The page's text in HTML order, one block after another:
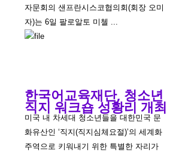
자문회의 샌프란시스코협의회(회장 오미
자)는 6일 팔로알토 미첼 ...
한국어교육재단, 청소년
직지 워크숍 성황리 개최
미국 내 차세대 청소년들을 대한민국 문
화유산인 ‘직지(직지심체요절)’의 세계화
주역으로 키워내기 위한 특별한 자리가